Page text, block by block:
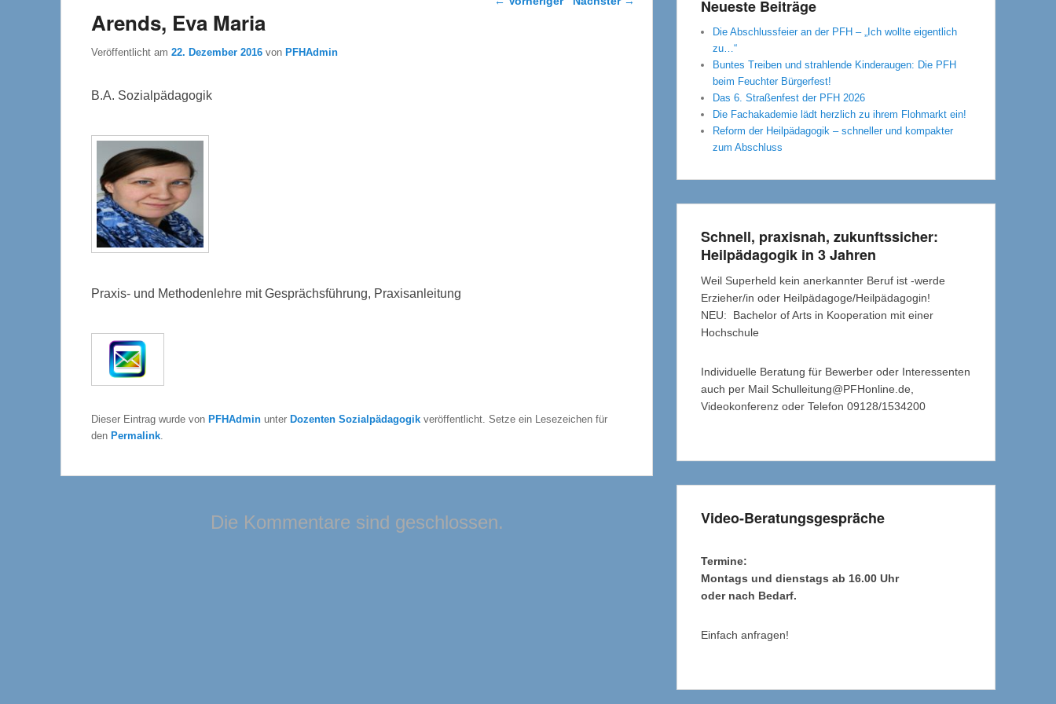
Arends, Eva Maria
Veröffentlicht am 22. Dezember 2016 von PFHAdmin
B.A. Sozialpädagogik
Praxis- und Methodenlehre mit Gesprächsführung, Praxisanleitung
Dieser Eintrag wurde von PFHAdmin unter Dozenten Sozialpädagogik veröffentlicht. Setze ein Lesezeichen für
den Permalink.
Die Kommentare sind geschlossen.
Neueste Beiträge
Die Abschlussfeier an der PFH – „Ich wollte eigentlich
zu…“
Buntes Treiben und strahlende Kinderaugen: Die PFH
beim Feuchter Bürgerfest!
Das 6. Straßenfest der PFH 2026
Die Fachakademie lädt herzlich zu ihrem Flohmarkt ein!
Reform der Heilpädagogik – schneller und kompakter
zum Abschluss
Schnell, praxisnah, zukunftssicher:
Heilpädagogik in 3 Jahren
Weil Superheld kein anerkannter Beruf ist -werde
Erzieher/in oder Heilpädagoge/Heilpädagogin!
NEU: Bachelor of Arts in Kooperation mit einer
Hochschule
Individuelle Beratung für Bewerber oder Interessenten
auch per Mail Schulleitung@PFHonline.de,
Videokonferenz oder Telefon 09128/1534200
Video-Beratungsgespräche
Termine:
Montags und dienstags ab 16.00 Uhr
oder nach Bedarf.
Einfach anfragen!